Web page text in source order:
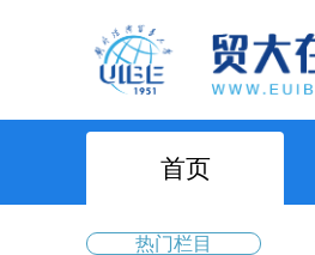
首页
热门栏目